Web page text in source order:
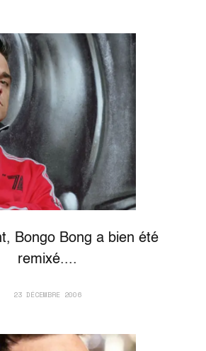
Bongo Bong a bien été
remixé....
23 DÉCEMBRE 2006